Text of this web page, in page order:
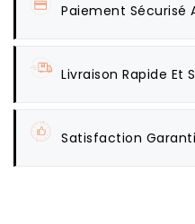
Paiement Sécurisé
Livraison Rapide Et
Satisfaction